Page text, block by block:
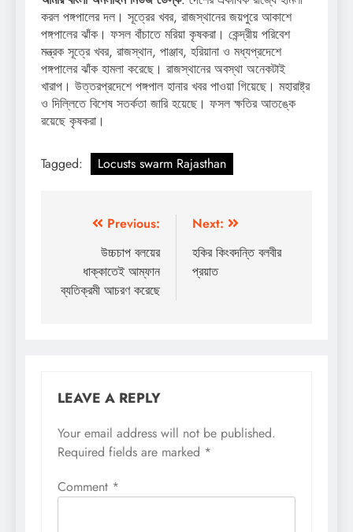
করল পঙ্গপালের দল। সূত্রের খবর, রাজস্থানের জয়পুরে আকাশে
পঙ্গপালের ঝাঁক। ফসল বাঁচাতে মরিয়া কৃষকরা। কেন্দ্রীয় পরিবেশ
মন্ত্রক সূত্রে খবর, রাজস্থান, পাঞ্জাব, হরিয়ানা ও মধ্যপ্রদেশে
পঙ্গপালের ঝাঁক হামলা করেছে। রাজস্থানের অবস্থা অনেকটাই
খারাপ। উত্তরপ্রদেশে পঙ্গপাল হানার খবর পাওয়া গিয়েছে। মহারাষ্ট্র
ও দিল্লিতে বিশেষ সতর্কতা জারি হয়েছে। ফসল ক্ষতির আতঙ্কে
রয়েছে কৃষকরা।
Tagged: Locusts swarm Rajasthan
navigation
Previous:
উচ্চচাপ বলয়ের
ধাক্কাতেই আম্ফান
ব্যতিক্রমী আচরণ করেছে
Next:
হকির কিংবদন্তি বলবীর
প্রয়াত
LEAVE A REPLY
Your email address will not be published.
Required fields are marked *
Comment *